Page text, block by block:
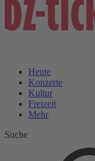
Heute
Konzerte
Kultur
Freizeit
Mehr
Suche